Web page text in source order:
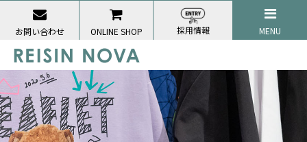
お問い合わせ ONLINE SHOP 採用情報 MENU